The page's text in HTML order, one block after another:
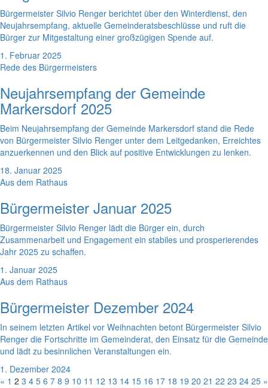
Bürgermeister Silvio Renger berichtet über den Winterdienst, den
Neujahrsempfang, aktuelle Gemeinderatsbeschlüsse und ruft die
Bürger zur Mitgestaltung einer großzügigen Spende auf.
1. Februar 2025
Rede des Bürgermeisters
Neujahrsempfang der Gemeinde
Markersdorf 2025
Beim Neujahrsempfang der Gemeinde Markersdorf stand die Rede
von Bürgermeister Silvio Renger unter dem Leitgedanken, Erreichtes
anzuerkennen und den Blick auf positive Entwicklungen zu lenken.
18. Januar 2025
Aus dem Rathaus
Bürgermeister Januar 2025
Bürgermeister Silvio Renger lädt die Bürger ein, durch
Zusammenarbeit und Engagement ein stabiles und prosperierendes
Jahr 2025 zu schaffen.
1. Januar 2025
Aus dem Rathaus
Bürgermeister Dezember 2024
In seinem letzten Artikel vor Weihnachten betont Bürgermeister Silvio
Renger die Fortschritte im Gemeinderat, den Einsatz für die Gemeinde
und lädt zu besinnlichen Veranstaltungen ein.
1. Dezember 2024
« 1 2 3 4 5 6 7 8 9 10 11 12 13 14 15 16 17 18 19 20 21 22 23 24 25 »